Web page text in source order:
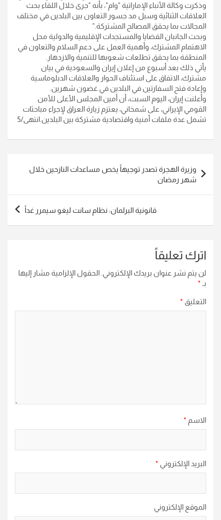
وذكرت وكالة الأنباء الإماراتية "وام"، بأنه "جرى خلال اللقاء بحث
العلاقات الثنائية وسبل مد جسور التعاون بين البلدين في مختلف
المجالات بما يحقق المصالح المشتركة ".
وبحث الجانبان القضايا والمستجدات الإقليمية والدولية محل
الاهتمام المشترك، وأهمية العمل على دعم السلام والتعاون في
المنطقة بما يحقق تطلعات شعوبها للتنمية والازدهار
يأتي ذلك بعد أسبوع من إعلان إيران والسعودية في بيان
مشترك، الاتفاق على استئناف الحوار والعلاقات الدبلوماسية
وإعادة فتح السفارتين في البلدين في غضون شهرين
وأعلنت إيران، اليوم السبت، أن أمين المجلس الأعلى للأمن
القومي الإيراني، على شمخاني، يعتزم زيارة العراق لإجراء مباحثات
تشمل عدة ملفات أمنية واقتصادية مشتركة بين البلدين انتهى/5
المقالات
وزيرة الهجرة تصدر توجيهاً يخص مساعدات النازحين خلال
شهر رمضان
قانونية البرلمان: نظام سانت ليغو سيمرر غداً
اترك تعليقاً
لن يتم نشر عنوان بريدك الإلكتروني. الحقول الإلزامية مشار إليها
بـ *
التعليق *
الاسم *
البريد الإلكتروني *
الموقع الإلكتروني